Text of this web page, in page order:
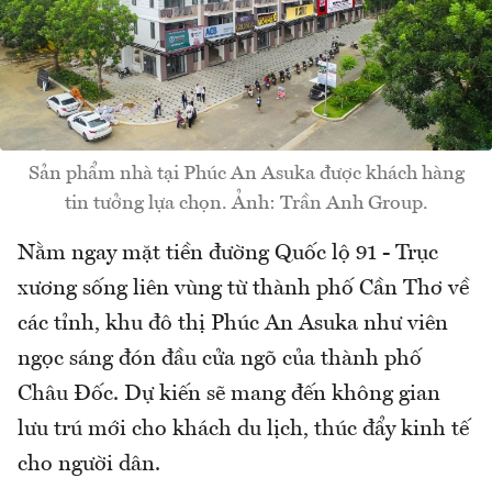
Sản phẩm nhà tại Phúc An Asuka được khách hàng
tin tưởng lựa chọn. Ảnh: Trần Anh Group.
Nằm ngay mặt tiền đường Quốc lộ 91 - Trục
xương sống liên vùng từ thành phố Cần Thơ về
các tỉnh, khu đô thị Phúc An Asuka như viên
ngọc sáng đón đầu cửa ngõ của thành phố
Châu Đốc. Dự kiến sẽ mang đến không gian
lưu trú mới cho khách du lịch, thúc đẩy kinh tế
cho người dân.